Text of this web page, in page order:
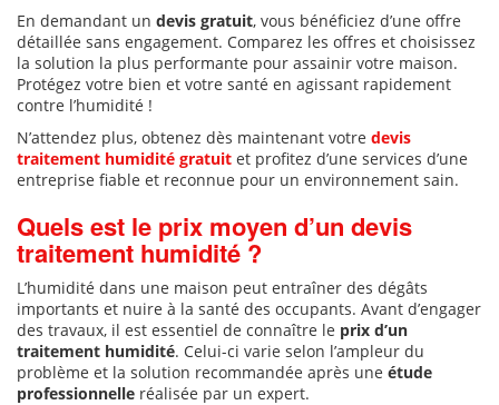
En demandant un devis gratuit, vous bénéficiez d’une offre
détaillée sans engagement. Comparez les offres et choisissez
la solution la plus performante pour assainir votre maison.
Protégez votre bien et votre santé en agissant rapidement
contre l’humidité !
N’attendez plus, obtenez dès maintenant votre devis
traitement humidité gratuit et profitez d’une services d’une
entreprise fiable et reconnue pour un environnement sain.
Quels est le prix moyen d’un devis
traitement humidité ?
L’humidité dans une maison peut entraîner des dégâts
importants et nuire à la santé des occupants. Avant d’engager
des travaux, il est essentiel de connaître le prix d’un
traitement humidité. Celui-ci varie selon l’ampleur du
problème et la solution recommandée après une étude
professionnelle réalisée par un expert.